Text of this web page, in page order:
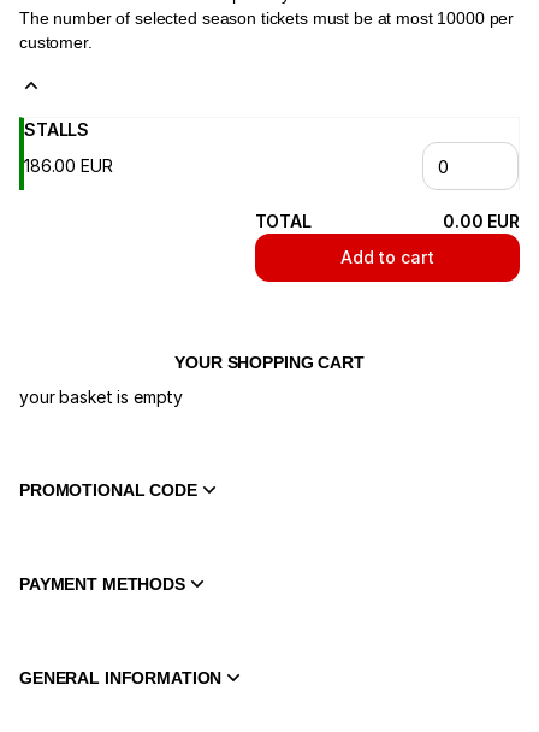
The number of selected season ticketsmust be at most 10000per
customer.
STALLS
186.00 EUR
TOTAL 0.00 EUR
Add to cart
YOUR SHOPPING CART
your basket is empty
PROMOTIONAL CODE
PAYMENT METHODS
GENERAL INFORMATION